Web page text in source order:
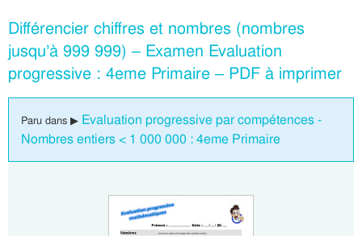
Différencier chiffres et nombres (nombres
jusqu’à 999 999) – Examen Evaluation
progressive : 4eme Primaire – PDF à imprimer
Paru dans ▶ Evaluation progressive par compétences -
Nombres entiers < 1 000 000 : 4eme Primaire